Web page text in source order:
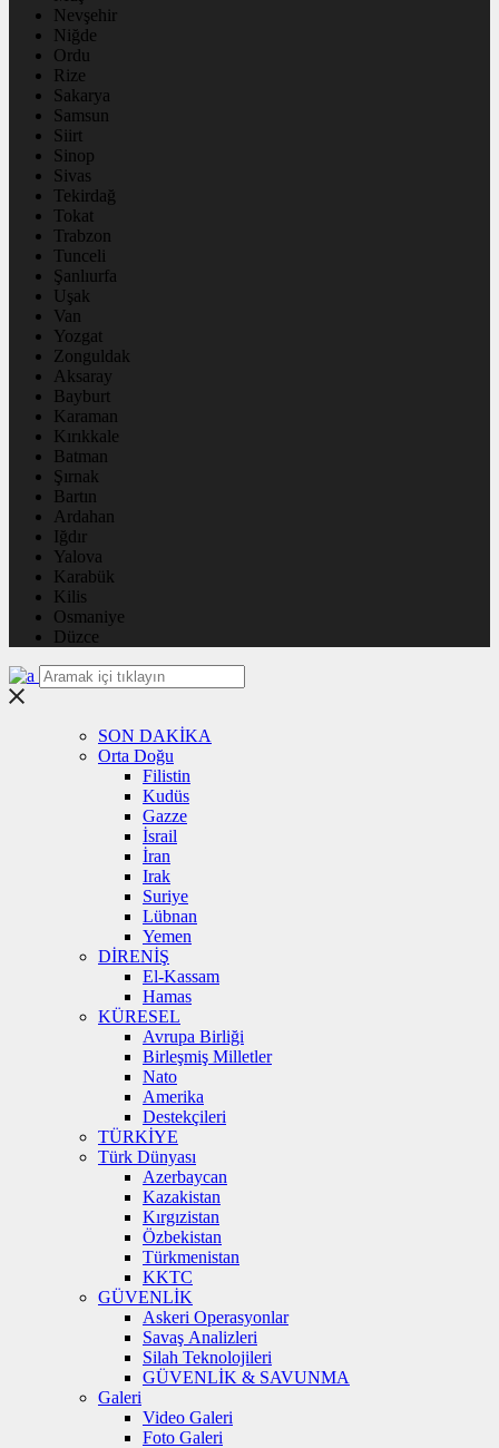
Nevşehir
Niğde
Ordu
Rize
Sakarya
Samsun
Siirt
Sinop
Sivas
Tekirdağ
Tokat
Trabzon
Tunceli
Şanlıurfa
Uşak
Van
Yozgat
Zonguldak
Aksaray
Bayburt
Karaman
Kırıkkale
Batman
Şırnak
Bartın
Ardahan
Iğdır
Yalova
Karabük
Kilis
Osmaniye
Düzce
SON DAKİKA
Orta Doğu
Filistin
Kudüs
Gazze
İsrail
İran
Irak
Suriye
Lübnan
Yemen
DİRENİŞ
El-Kassam
Hamas
KÜRESEL
Avrupa Birliği
Birleşmiş Milletler
Nato
Amerika
Destekçileri
TÜRKİYE
Türk Dünyası
Azerbaycan
Kazakistan
Kırgızistan
Özbekistan
Türkmenistan
KKTC
GÜVENLİK
Askeri Operasyonlar
Savaş Analizleri
Silah Teknolojileri
GÜVENLİK & SAVUNMA
Galeri
Video Galeri
Foto Galeri